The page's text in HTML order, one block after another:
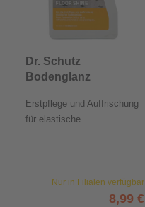
Dr. Schutz
Bodenglanz
Erstpflege und Auffrischung
für elastische...
Nur in Filialen verfügbar
8,99 €